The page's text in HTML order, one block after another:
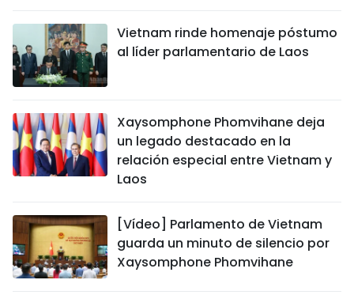
Vietnam rinde homenaje póstumo
al líder parlamentario de Laos
Xaysomphone Phomvihane deja
un legado destacado en la
relación especial entre Vietnam y
Laos
[Vídeo] Parlamento de Vietnam
guarda un minuto de silencio por
Xaysomphone Phomvihane